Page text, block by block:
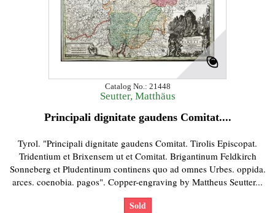
Catalog No.: 21448
Seutter, Matthäus
Principali dignitate gaudens Comitat....
Tyrol. "Principali dignitate gaudens Comitat. Tirolis Episcopat.
Tridentium et Brixensem ut et Comitat. Brigantinum Feldkirch
Sonneberg et Pludentinum continens quo ad omnes Urbes. oppida.
arces. coenobia. pagos". Copper-engraving by Mattheus Seutter...
Sold